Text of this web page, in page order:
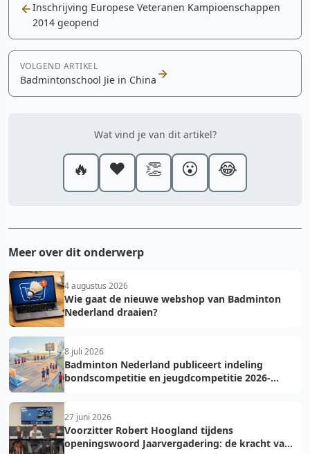
Inschrijving Europese Veteranen Kampioenschappen
2014 geopend
VOLGEND ARTIKEL
Badmintonschool Jie in China
Wat vind je van dit artikel?
🔥 ❤️ 👏 😮 😂
Meer over dit onderwerp
4 augustus 2026
Wie gaat de nieuwe webshop van Badminton
Nederland draaien?
8 juli 2026
Badminton Nederland publiceert indeling
bondscompetitie en jeugdcompetitie 2026-
27 juni 2026
Voorzitter Robert Hoogland tijdens
openingswoord Jaarvergadering: de kracht van